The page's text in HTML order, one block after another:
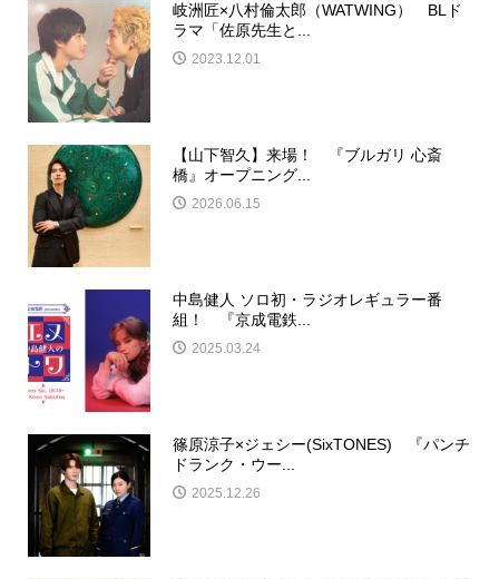
岐洲匠×八村倫太郎（WATWING） BLド
ラマ「佐原先生と...
2023.12.01
【山下智久】来場！ 『ブルガリ 心斎
橋』オープニング...
2026.06.15
中島健人 ソロ初・ラジオレギュラー番
組！ 『京成電鉄...
2025.03.24
篠原涼子×ジェシー(SixTONES) 『パンチ
ドランク・ウー...
2025.12.26